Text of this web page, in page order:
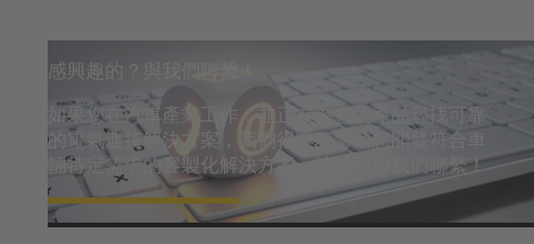
感興趣的？與我們聯繫！
如果您在汽車產業工作，並正在為您的產品尋找可靠
的電氣連接解決方案，我們很樂意幫助您開發符合車
輛特定需求的客製化解決方案。請隨時與我們聯繫！